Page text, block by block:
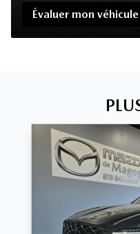
Évaluer mon